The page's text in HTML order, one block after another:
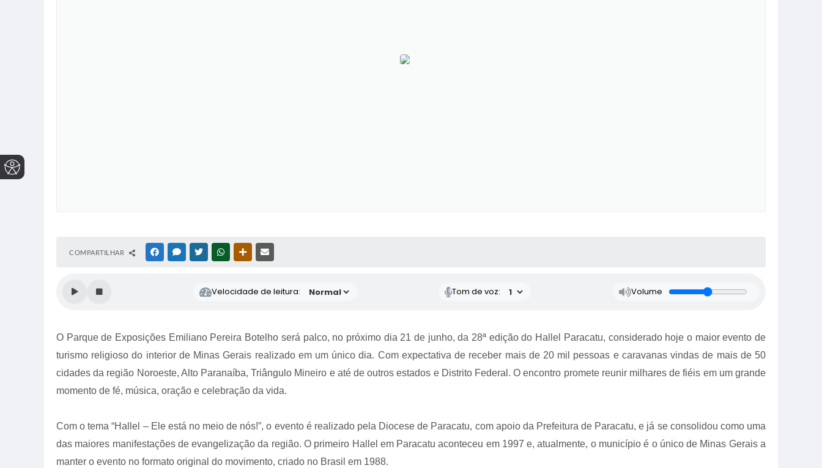
COMPARTILHAR FACEBOOKMESSENGER
TWITTERWHATSAPPOUTRAS MÍDIAS
Velocidade de leitura: Tom de voz: Volume
O Parque de Exposições Emiliano Pereira Botelho será palco, no próximo dia 21 de junho, da 28ª edição do Hallel Paracatu, considerado hoje o maior evento de
turismo religioso do interior de Minas Gerais realizado em um único dia. Com expectativa de receber mais de 20 mil pessoas e caravanas vindas de mais de 50
cidades da região Noroeste, Alto Paranaíba, Triângulo Mineiro e até de outros estados e Distrito Federal. O encontro promete reunir milhares de fiéis em um grande
momento de fé, música, oração e celebração da vida.
Com o tema “Hallel – Ele está no meio de nós!”, o evento é realizado pela Diocese de Paracatu, com apoio da Prefeitura de Paracatu, e já se consolidou como uma
das maiores manifestações de evangelização da região. O primeiro Hallel em Paracatu aconteceu em 1997 e, atualmente, o município é o único de Minas Gerais a
manter o evento no formato original do movimento, criado no Brasil em 1988.